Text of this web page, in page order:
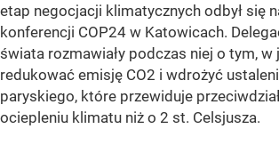
etap negocjacji klimatycznych odbył się
konferencji COP24 w Katowicach.
świata rozmawiały podczas niej o tym,
redukować emisję CO2 i wdrożyć
paryskiego, które przewiduje
ociepleniu klimatu niż o 2 st. Celsjusza.